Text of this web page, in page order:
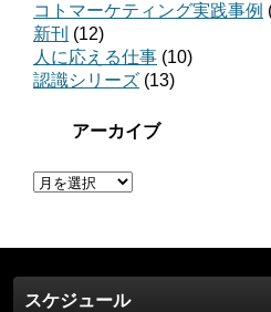
コトマーケティング実践事例
新刊 (12)
人に応える仕事 (10)
認識シリーズ (13)
アーカイブ
ア
イ
ブ
スケジュール